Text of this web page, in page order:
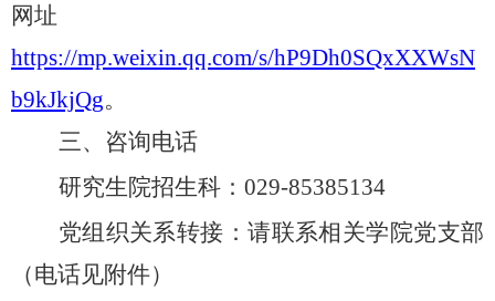
网址
https://mp.weixin.qq.com/s/hP9Dh0SQxXXWsN
b9kJkjQg。
三、咨询电话
研究生院招生科： 029-85385134
党组织关系转接：请联系相关学院党支部
（电话见附件）